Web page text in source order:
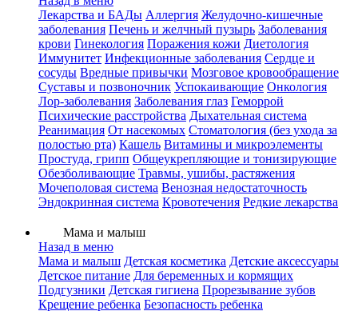
Лекарства и БАДы Аллергия Желудочно-кишечные
заболевания Печень и желчный пузырь Заболевания
крови Гинекология Поражения кожи Диетология
Иммунитет Инфекционные заболевания Сердце и
сосуды Вредные привычки Мозговое кровообращение
Суставы и позвоночник Успокаивающие Онкология
Лор-заболевания Заболевания глаз Геморрой
Психические расстройства Дыхательная система
Реанимация От насекомых Стоматология (без ухода за
полостью рта) Кашель Витамины и микроэлементы
Простуда, грипп Общеукрепляющие и тонизирующие
Обезболивающие Травмы, ушибы, растяжения
Мочеполовая система Венозная недостаточность
Эндокринная система Кровотечения Редкие лекарства
Мама и малыш
Назад в меню
Мама и малыш Детская косметика Детские аксессуары
Детское питание Для беременных и кормящих
Подгузники Детская гигиена Прорезывание зубов
Крещение ребенка Безопасность ребенка